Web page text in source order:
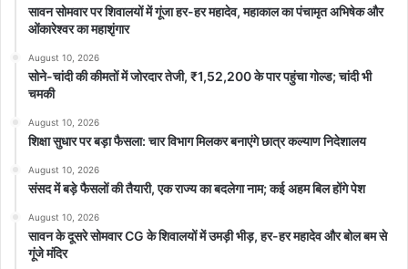
गृहस्थजीवन में सुख शांति बनी रहेगी, लेकिन किसी रिश्तेदार की दखलअंदाजी आप
के रिश्ते में मनमुटाव पैदा कर सकती हैं.
मकर राशि (Capricorn)
वाला है. जो लोग बेरोजगार हैं, उन्हें अच्छा रोजगार मिलने के संकेत हैं. नौकरी कर
रहे जातको को नौकरी में तरक्की के अवसर मिलेंगे. अविवाहित लोगों के विवाह
प्रस्ताव पर मोहर लगेगी. वरिष्ठ सदस्यों के द्वारा आपको कुछ जिम्मेदारियां सौंपी
कुंभ राशि (Aquarius)
सावन सोमवार पर शिवालयों में गूंजा हर-हर महादेव, महाकाल का पंचामृत अभिषेक और
ओंकारेश्वर का महाशृंगार
August 10, 2026
सोने-चांदी की कीमतों में जोरदार तेजी, ₹1,52,200 के पार पहुंचा गोल्ड; चांदी भी
चमकी
August 10, 2026
शिक्षा सुधार पर बड़ा फैसला: चार विभाग मिलकर बनाएंगे छात्र कल्याण निदेशालय
August 10, 2026
संसद में बड़े फैसलों की तैयारी, एक राज्य का बदलेगा नाम; कई अहम बिल होंगे पेश
August 10, 2026
सावन के दूसरे सोमवार CG के शिवालयों में उमड़ी भीड़, हर-हर महादेव और बोल बम से
गूंजे मंदिर